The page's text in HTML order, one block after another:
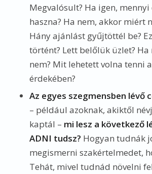
Megvalósult? Ha igen, mennyi
haszna? Ha nem, akkor miért
Hány ajánlást gyűjtöttél be?
történt? Lett belőlük üzlet?
nem? Mit lehetett volna tenni
érdekében?
Az egyes szegmensben lévő
– például azoknak, akiktől
kaptál – mi lesz a következő
ADNI tudsz? Hogyan tudnák
megismerni szakértelmedet,
Tehát, mivel tudnád növelni